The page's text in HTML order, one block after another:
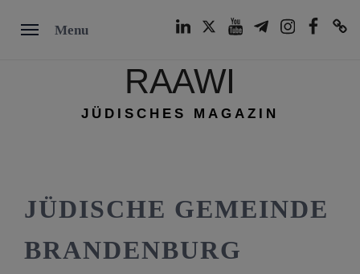
Menu
RAAWI
JÜDISCHES MAGAZIN
JÜDISCHE GEMEINDE
BRANDENBURG